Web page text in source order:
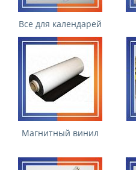
Все для календарей
Магнитный винил